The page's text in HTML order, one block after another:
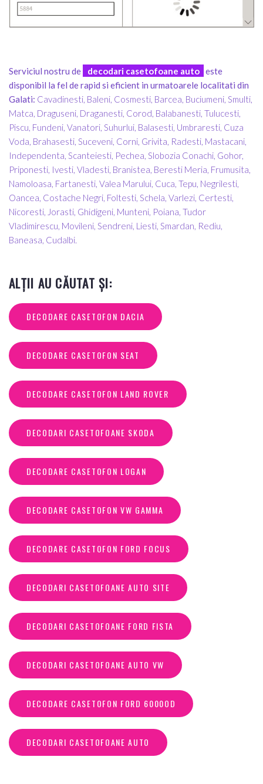
Serviciul nostru de decodari casetofoane auto este
disponibil la fel de rapid si eficient in urmatoarele localitati din
Galati: Cavadinesti, Baleni, Cosmesti, Barcea, Buciumeni, Smulti,
Matca, Draguseni, Draganesti, Corod, Balabanesti, Tulucesti,
Piscu, Fundeni, Vanatori, Suhurlui, Balasesti, Umbraresti, Cuza
Voda, Brahasesti, Suceveni, Corni, Grivita, Radesti, Mastacani,
Independenta, Scanteiesti, Pechea, Slobozia Conachi, Gohor,
Priponesti, Ivesti, Vladesti, Branistea, Beresti Meria, Frumusita,
Namoloasa, Fartanesti, Valea Marului, Cuca, Tepu, Negrilesti,
Oancea, Costache Negri, Foltesti, Schela, Varlezi, Certesti,
Nicoresti, Jorasti, Ghidigeni, Munteni, Poiana, Tudor
Vladimirescu, Movileni, Sendreni, Liesti, Smardan, Rediu,
Baneasa, Cudalbi.
ALȚII AU CĂUTAT ȘI:
DECODARE CASETOFON DACIA
DECODARE CASETOFON SEAT
DECODARE CASETOFON LAND ROVER
DECODARI CASETOFOANE SKODA
DECODARE CASETOFON LOGAN
DECODARE CASETOFON VW GAMMA
DECODARE CASETOFON FORD FOCUS
DECODARI CASETOFOANE AUTO SITE
DECODARI CASETOFOANE FORD FISTA
DECODARI CASETOFOANE AUTO VW
DECODARE CASETOFON FORD 6000OD
DECODARI CASETOFOANE AUTO